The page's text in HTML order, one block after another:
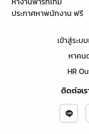
ประกาศหาพนักงาน ฟรี
เข้าสู่ระบ
หาคน
HR
ติดต่อเร